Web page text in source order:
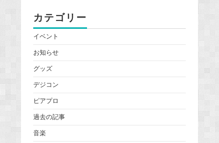
カテゴリー
イベント
お知らせ
グッズ
デジコン
ピアプロ
過去の記事
音楽